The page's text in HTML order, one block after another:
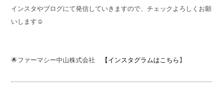
インスタやブログにて発信していきますので、チェックよろしくお願
いします☺
🌟ファーマシー中山株式会社 【インスタグラムはこちら 】